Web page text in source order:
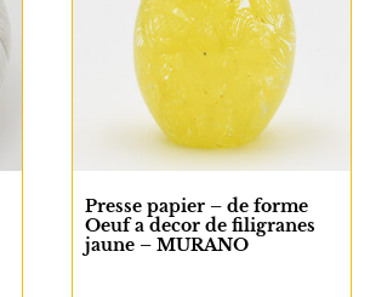
Presse papier – de forme
Oeuf a decor de filigranes
jaune – MURANO